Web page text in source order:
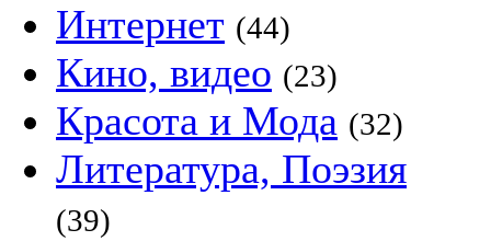
Интернет (44)
Кино, видео (23)
Красота и Мода (32)
Литература, Поэзия
(39)